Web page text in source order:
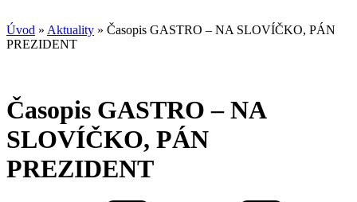
Úvod » Aktuality » Časopis GASTRO – NA SLOVÍČKO, PÁN
PREZIDENT
Časopis GASTRO – NA
SLOVÍČKO, PÁN
PREZIDENT